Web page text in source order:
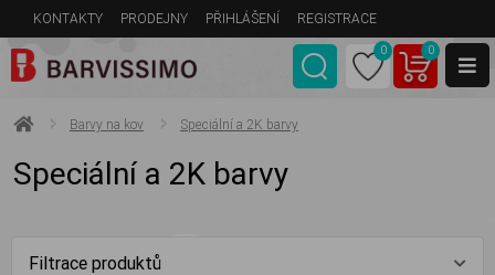
KONTAKTY PRODEJNY PŘIHLÁŠENÍ REGISTRACE
0 0
Barvy na kov Speciální a 2K barvy
Speciální a 2K barvy
Filtrace produktů